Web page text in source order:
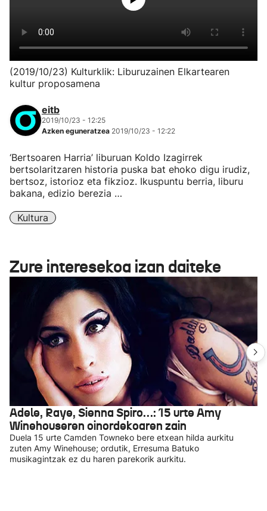
(2019/10/23) Kulturklik: Liburuzainen Elkartearen
kultur proposamena
eitb
2019/10/23 - 12:25
Azken eguneratzea 2019/10/23 - 12:22
‘Bertsoaren Harria’ liburuan Koldo Izagirrek
bertsolaritzaren historia puska bat ehoko digu irudiz,
bertsoz, istorioz eta fikzioz. Ikuspuntu berria, liburu
bakana, edizio berezia …
Kultura
Zure interesekoa izan daiteke
Adele, Raye, Sienna Spiro…: 15 urte Amy
Winehouseren oinordekoaren zain
Duela 15 urte Camden Towneko bere etxean hilda aurkitu
zuten Amy Winehouse; ordutik, Erresuma Batuko
musikagintzak ez du haren parekorik aurkitu.